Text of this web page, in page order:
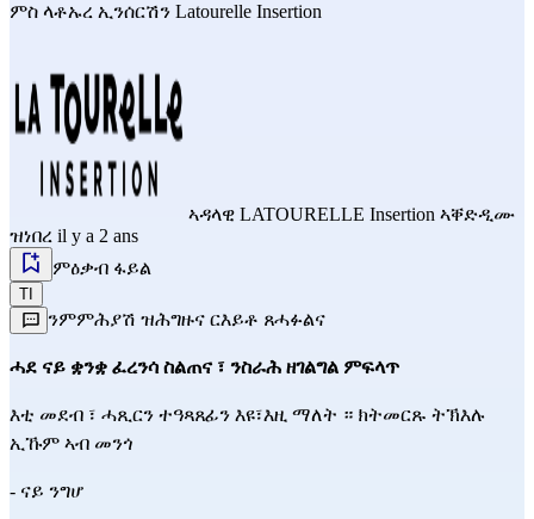
ምስ ላቶኡረ ኢንሰርሽን Latourelle Insertion
ኣዳላዊ LATOURELLE Insertion ኣቐድዲሙ
ዝነበረ il y a 2 ans
ምዕቃብ ፋይል
TI
ንምምሕያሽ ዝሕግዙና ርእይቶ ጸሓፉልና
ሓደ ናይ ቋንቋ ፈረንሳ ስልጠና ፣ ንስራሕ ዘገልግል ምፍላጥ
እቲ መደብ ፣ ሓጺርን ተዓጻጸፊን እዩ፣እዚ ማለት ። ክትመርጹ ትኽእሉ
ኢኹም ኣብ መንጎ
- ናይ ንግሆ